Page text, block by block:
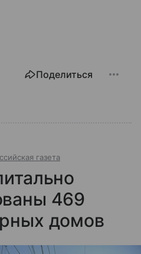
Поделиться
газета
469
домов